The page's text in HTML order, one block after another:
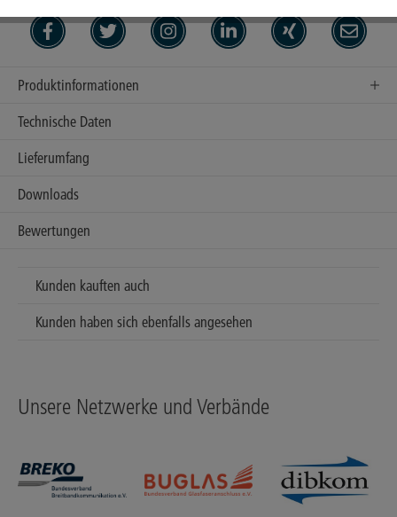
Produktinformationen
Technische Daten
Lieferumfang
Downloads
Bewertungen
Kunden kauften auch
Kunden haben sich ebenfalls angesehen
Unsere Netzwerke und Verbände